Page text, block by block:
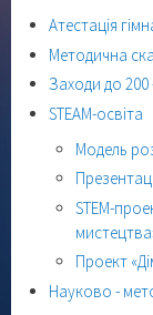
Атестація
Методична
Заходи до 200
STEAM-освіта
Модель
STEM-
Проект
Науково -